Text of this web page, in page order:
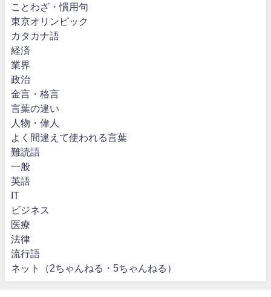
ことわざ・慣用句
東京オリンピック
カタカナ語
経済
業界
政治
金言・格言
言葉の違い
人物・偉人
よく間違えて使われる言葉
難読語
一般
英語
IT
ビジネス
医療
法律
流行語
ネット（2ちゃんねる・5ちゃんねる）